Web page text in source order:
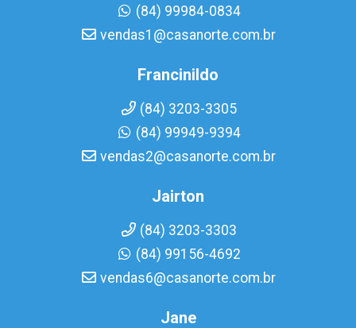
(84) 99984-0834
vendas1@casanorte.com.br
Francinildo
(84) 3203-3305
(84) 99949-9394
vendas2@casanorte.com.br
Jairton
(84) 3203-3303
(84) 99156-4692
vendas6@casanorte.com.br
Jane